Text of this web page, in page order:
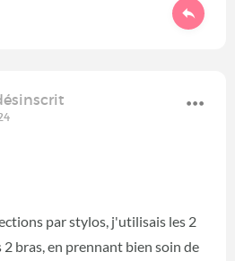
par stylos, j'utilisais les 2
2 bras, en prennant bien soin de